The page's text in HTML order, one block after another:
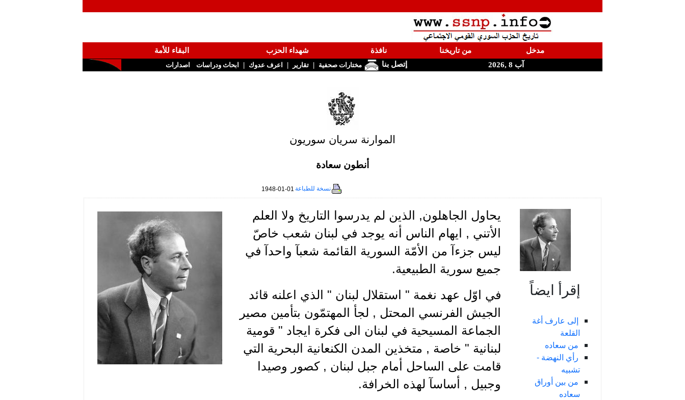
مدخل من تاريخنا نافذة شهداء الحزب
البقاء للأمة
آب 8 ,2026
إتصل بنا مختارات صحفية | تقارير | اعرف عدوك | ابحاث ودراسات اصدارات
الموارنة سريان سوريون
أنطون سعادة
نسخة للطباعة 1948-01-01
إقرأ ايضاً
إلى عارف أغة
القلعة
من سعاده
رأي النهضة -
تشبيه
من بين أوراق
سعاده
يحاول الجاهلون, الذين لم يدرسوا التاريخ ولا العلم
الأتني , ايهام الناس أنه يوجد في لبنان شعب خاصّ
ليس جزءآ من الأمّة السورية القائمة شعبآ واحدآ في
جميع سورية الطبيعية.
في اوّل عهد نغمة " استقلال لبنان " الذي اعلنه قائد
الجيش الفرنسي المحتل , لجأ المهتمّون بتأمين مصير
الجماعة المسيحية في لبنان الى فكرة ايجاد " قومية
لبنانية " خاصة , متخذين المدن الكنعانية البحرية التي
قامت على الساحل أمام جبل لبنان , كصور وصيدا
وجبيل , أساسآ لهذه الخرافة.